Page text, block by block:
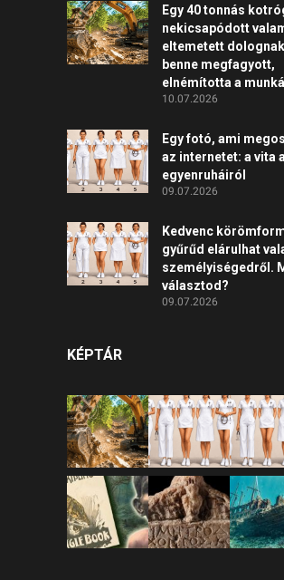
Egy 40 tonnás
nekicsapódott
eltemetett
benne megfagyott,
elnémította a
10.07.2026
Egy fotó, ami
az internetet: a vita
egyenruháiról
09.07.2026
Kedvenc
gyűrűd elárulhat
személyiségedről.
választod?
09.07.2026
KÉPTÁR